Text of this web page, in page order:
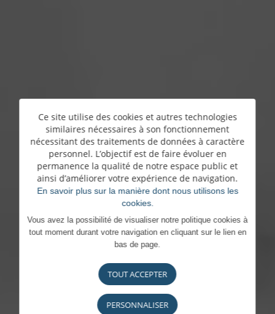
Ce site utilise des cookies et autres technologies
similaires nécessaires à son fonctionnement
nécessitant des traitements de données à caractère
personnel. L’objectif est de faire évoluer en
permanence la qualité de notre espace public et
ainsi d’améliorer votre expérience de navigation.
En savoir plus sur la manière dont nous utilisons les
cookies.
Vous avez la possibilité de visualiser notre politique cookies à
tout moment durant votre navigation en cliquant sur le lien en
bas de page.
TOUT ACCEPTER
PERSONNALISER